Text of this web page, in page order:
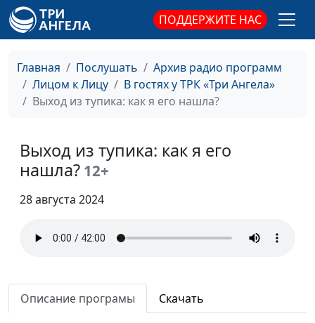
ПОДДЕРЖИТЕ НАС
Главная Послушать
Архив радио программ
Лицом к Лицу
В гостях у ТРК «Три Ангела»
Выход из тупика: как я его нашла?
Выход из тупика: как я его
нашла? 12+
28 августа 2024
Описание програмы Скачать
Как стать сильной
женщиной? Из
опыта жизни
Анна Богатская, Наталья
Щербакова, сотрудник
общероссийской
общественной
организации АДРА
#27
будущее
священнослужитель,
объединениями при
Из бизнеса в
священнослужители:
Анна Богатская, Юрий
Волобоев,